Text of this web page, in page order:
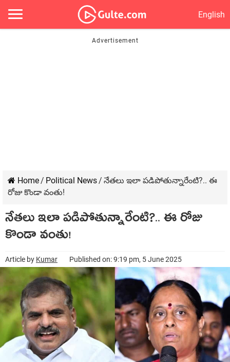
English
Home/ Political News/ నేతలు ఇలా పడిపోతున్నారేంటి?.. ఈ
రోజు కొండా వంతు!
నేతలు ఇలా పడిపోతున్నారేంటి?.. ఈ రోజు
కొండా వంతు!
Article by Kumar Published on: 9:19 pm, 5 June 2025